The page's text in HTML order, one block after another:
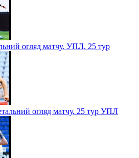
огляд матчу. УПЛ. 25 тур
огляд матчу. 25 тур УПЛ